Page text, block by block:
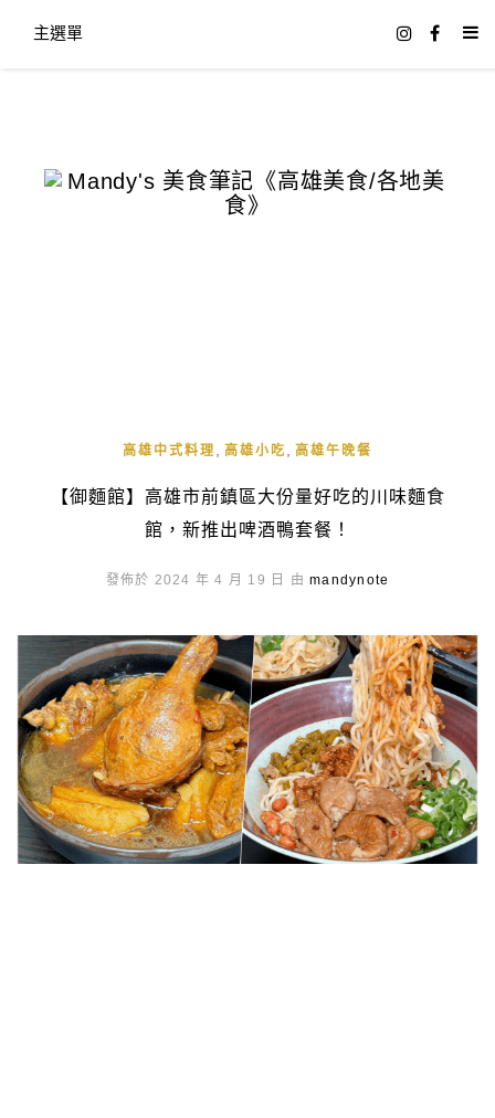
主選單
高雄中式料理 高雄小吃 高雄午晚餐
【御麵館】高雄市前鎮區大份量好吃的川味麵食
館，新推出啤酒鴨套餐！
發佈於 2024 年 4 月 19 日 由mandynote